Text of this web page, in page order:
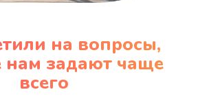
на вопросы,
нам задают чаще
всего